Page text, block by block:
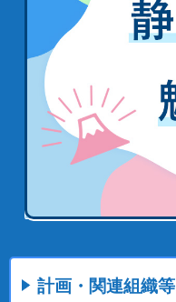
計画・関連組織等